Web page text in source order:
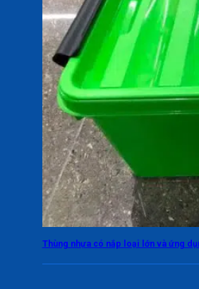
Thùng nhựa có nắp loại lớn và ứng